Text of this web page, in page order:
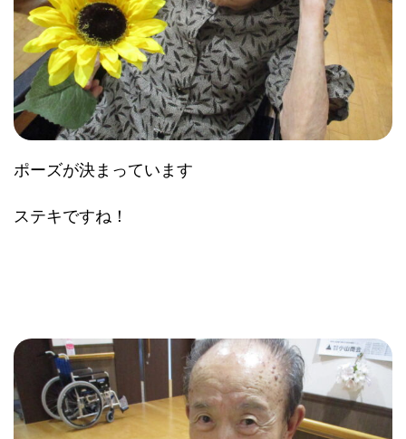
ポーズが決まっています
ステキですね！